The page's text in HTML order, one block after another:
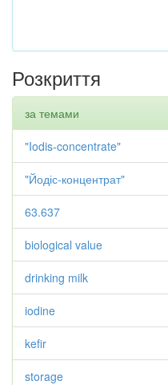
Розкриття
за темами
"Iodis-concentrate"
"Йодіс-концентрат"
63.637
biological value
drinking milk
iodine
kefir
storage